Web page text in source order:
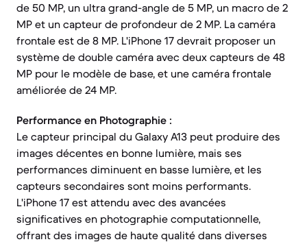
de 50 MP, un ultra grand-angle de 5 MP, un macro de 2
MP et un capteur de profondeur de 2 MP. La caméra
frontale est de 8 MP. L'iPhone 17 devrait proposer un
système de double caméra avec deux capteurs de 48
MP pour le modèle de base, et une caméra frontale
améliorée de 24 MP.
Performance en Photographie :
Le capteur principal du Galaxy A13 peut produire des
images décentes en bonne lumière, mais ses
performances diminuent en basse lumière, et les
capteurs secondaires sont moins performants.
L'iPhone 17 est attendu avec des avancées
significatives en photographie computationnelle,
offrant des images de haute qualité dans diverses